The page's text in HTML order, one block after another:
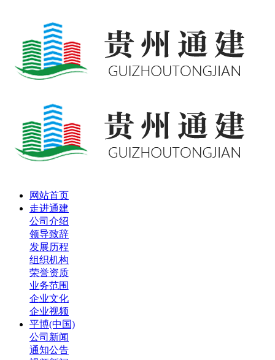
网站首页
走进通建
公司介绍
领导致辞
发展历程
组织机构
荣誉资质
业务范围
企业文化
企业视频
平博(中国)
公司新闻
通知公告